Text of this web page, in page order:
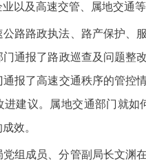
以及高速交管、属地交通
路路政执法、路产保护、
通报了路政巡查及问题整
通报了高速交通秩序的管控
进建议。属地交通部门就
效。
组成员、分管副局长文渊